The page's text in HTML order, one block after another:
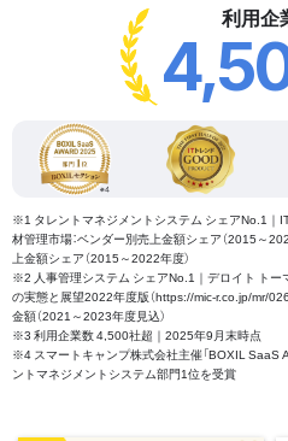
利用企
※1 タレントマネジメントシステム シェアNo.1｜
材管理市場：ベンダー別売上金額シェア（2015～
上金額シェア（2015～2022年度）
※2 人事管理システム シェアNo.1｜デロイト トー
の実態と展望2022年度版（https://mic-r.co.jp/mr/
金額（2021～2023年度見込）
※3 利用企業数 4,500社超｜2025年9月末時点
※4 スマートキャンプ株式会社主催「BOXIL SaaS
ントマネジメントシステム部門1位を受賞